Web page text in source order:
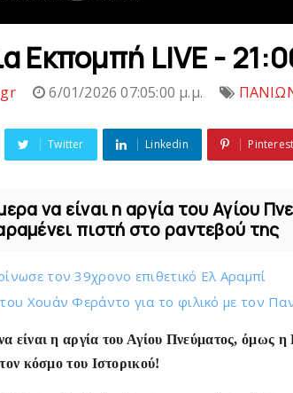
Εκπομπή LIVE -
6/01/2026 07:05:00 μ.μ.
Twitter Linkedin Pinterest
να είναι η αργία του Αγίου
πιστή στο ραντεβού της
τον 39χρονο επιθετικό Ελ Αραμπί
Χουάν Φεράντο για το φιλικό με τoν
είναι η αργία του Αγίου Πνεύματος, όμως
κόσμο του Ιστορικού!